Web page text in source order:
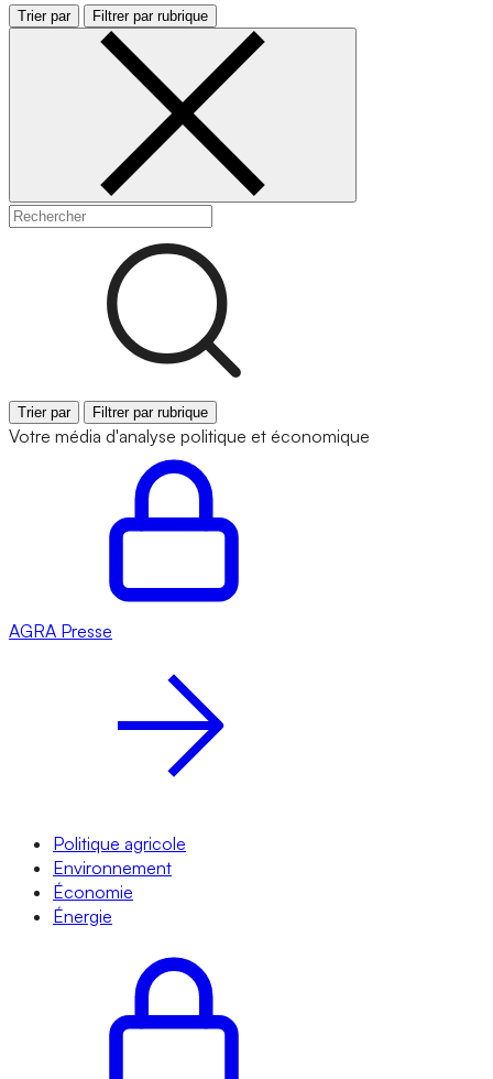
Trier par Filtrer par rubrique
Trier par Filtrer par rubrique
Votre média d'analyse politique et économique
AGRA Presse
Politique agricole
Environnement
Économie
Énergie